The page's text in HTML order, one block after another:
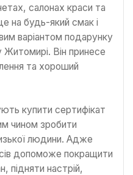
салонах краси та
на будь-який смак і
варіантом подарунку
Житомирі. Він принесе
та хороший
купити сертифікат
чином зробити
людини. Адже
допоможе покращити
підняти настрій,